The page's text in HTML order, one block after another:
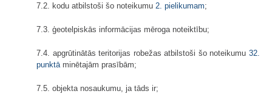
7.2. kodu atbilstoši šo noteikumu 2. pielikumam;
7.3. ģeotelpiskās informācijas mēroga noteiktību;
7.4. apgrūtinātās teritorijas robežas atbilstoši šo noteikumu 32.
punktāminētajām prasībām;
7.5. objekta nosaukumu, ja tāds ir;